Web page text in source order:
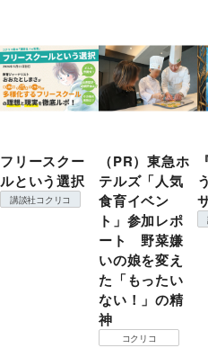
フリースクー
ルという選択
講談社コクリコ
（PR）東急ホ
テルズ「人気
食育イベン
ト」参加レポ
ート 野菜嫌
いの娘を変え
た「もったい
ない！」の精
神
コクリコ